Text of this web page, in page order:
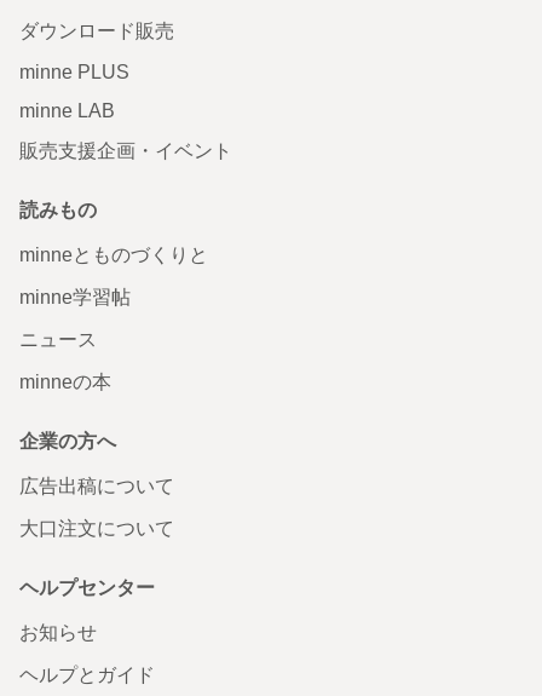
ダウンロード販売
minne PLUS
minne LAB
販売支援企画・イベント
読みもの
minneとものづくりと
minne学習帖
ニュース
minneの本
企業の方へ
広告出稿について
大口注文について
ヘルプセンター
お知らせ
ヘルプとガイド